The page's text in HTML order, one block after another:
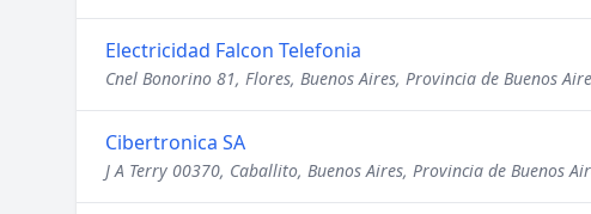
Electricidad Falcon Telefonia
Cnel Bonorino 81, Flores, Buenos Aires, Provincia de Buenos
Cibertronica SA
J A Terry 00370, Caballito, Buenos Aires, Provincia de Buenos